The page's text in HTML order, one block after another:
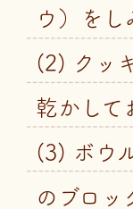
ウ）をし
(2) クッ
乾かして
(3) ボウ
のブロッ